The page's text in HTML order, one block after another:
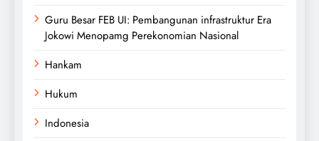
Guru Besar FEB UI: Pembangunan infrastruktur Era
Jokowi Menopamg Perekonomian Nasional
Hankam
Hukum
Indonesia